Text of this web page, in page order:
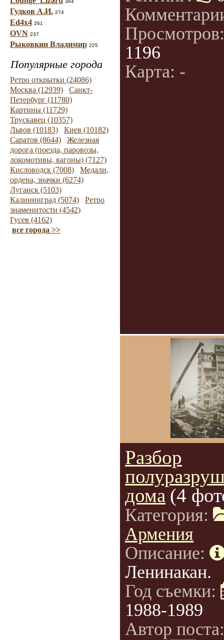
364
Гудков А.И. 274
Ed4x4 261
OVN 237
Рыковкин Владимир 225
Популярные города
Ретро открытки (24086)
Москва (12939)
Санкт-
Петербург (11780)
Картины (11729)
Трускавец (10357)
Львов (10183)
Киев (10182)
Саратов (8644)
Железная
дорога (поезда, паровозы,
локомотивы, вагоны) (7127)
Кисловодск (7008)
Медали,
ордена, значки (6274)
Луганск (5103)
Калининград (5074)
Ретро
знаменитости (4542)
Гусев (4162)
все города >>
1196
Карта: -
Разбор
дома (4
Категория:
Армения
Описание:
Ленинакан.
Год съемки:
1988-1989
Автор